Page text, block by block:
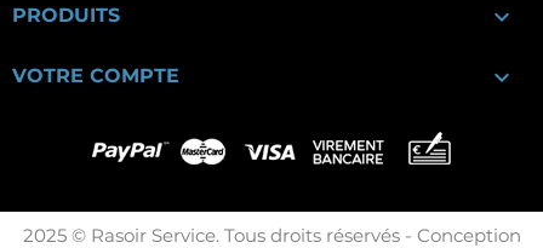
PRODUITS 
VOTRE COMPTE 
2025 © Rasoir Service. Tous droits réservés - Conception